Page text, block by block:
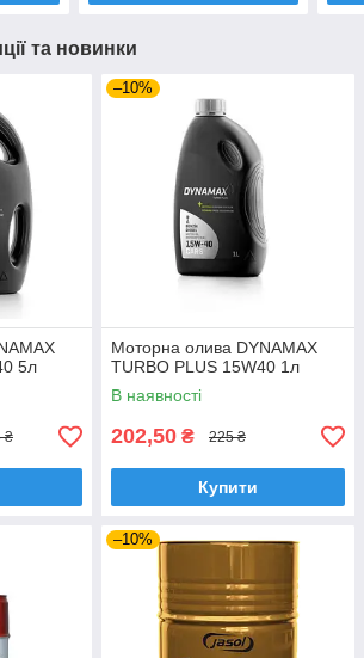
та новинки
5л
₴
–10%
Моторна олива DYNAMAX
TURBO PLUS 15W40 1л
В наявності
202,50 ₴ 225 ₴
Купити
–10%